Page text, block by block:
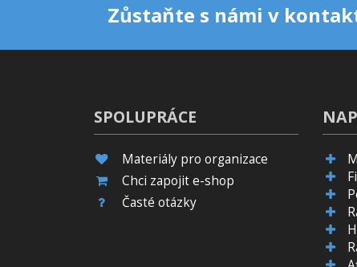
Zůstaňte s námi v
SPOLUPRÁCE
Materiály pro organizace
Chci zapojit e-shop
Časté otázky